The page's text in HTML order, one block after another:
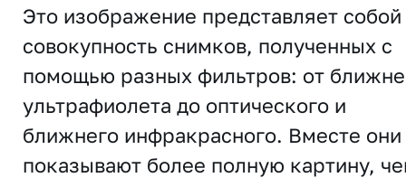
Это изображение представляет собой
совокупность снимков, полученных с
помощью разных фильтров: от
ультрафиолета до оптического и
ближнего инфракрасного. Вместе они
показывают более полную картину,